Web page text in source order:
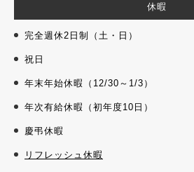
休暇
完全週休2日制（土・日）
祝日
年末年始休暇（12/30～1/3）
年次有給休暇（初年度10日）
慶弔休暇
リフレッシュ休暇